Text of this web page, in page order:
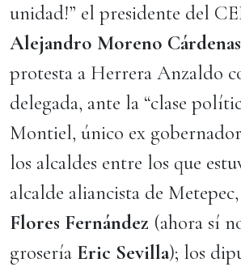
unidad!” el presidente del
Alejandro Moreno Cárdenas
protesta a Herrera Anzaldo
delegada, ante la “clase
Montiel, único ex
los alcaldes entre los que
alcalde aliancista de Metepec,
Flores Fernández (ahora sí
grosería Eric Sevilla); los